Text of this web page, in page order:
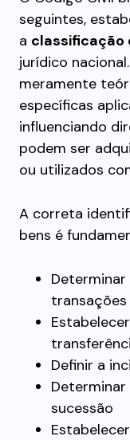
seguintes,
a classificação
jurídico
meramente
específicas
influenciando
podem ser
ou utilizados
A correta
bens é
transações
Definir a
sucessão